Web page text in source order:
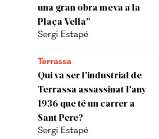
una gran obra meva a la
Plaça Vella”
Sergi Estapé
Terrassa
Qui va ser l'industrial de
Terrassa assassinat l'any
1936 que té un carrer a
Sant Pere?
Sergi Estapé